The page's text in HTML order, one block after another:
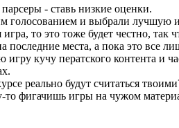
- ставь низкие оценки.
голосованием и выбрали лучшую
то это тоже будет честно,
места, а пока это все
кучу ператского контента и
реально будут считаться
фигачишь игры на чужом